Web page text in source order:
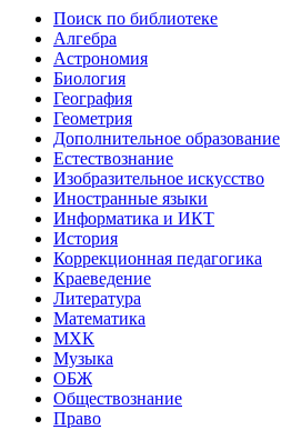
Поиск по библиотеке
Алгебра
Астрономия
Биология
География
Геометрия
Дополнительное образование
Естествознание
Изобразительное искусство
Иностранные языки
Информатика и ИКТ
История
Коррекционная педагогика
Краеведение
Литература
Математика
МХК
Музыка
ОБЖ
Обществознание
Право